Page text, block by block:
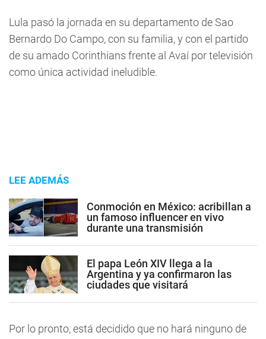
Lula pasó la jornada en su departamento de Sao
Bernardo Do Campo, con su familia, y con el partido
de su amado Corinthians frente al Avaí por televisión
como única actividad ineludible.
LEE ADEMÁS
Conmoción en México: acribillan a
un famoso influencer en vivo
durante una transmisión
El papa León XIV llega a la
Argentina y ya confirmaron las
ciudades que visitará
Por lo pronto, está decidido que no hará ninguno de